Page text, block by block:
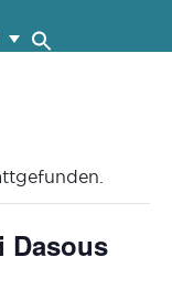
Dasous